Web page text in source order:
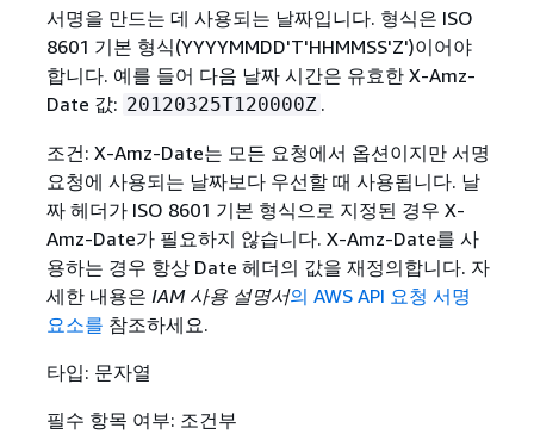
서명을 만드는 데 사용되는 날짜입니다. 형식은 ISO
8601 기본 형식(YYYYMMDD'T'HHMMSS'Z')이어야
합니다. 예를 들어 다음 날짜 시간은 유효한 X-Amz-
Date 값: 20120325T120000Z .
조건: X-Amz-Date는 모든 요청에서 옵션이지만 서명
요청에 사용되는 날짜보다 우선할 때 사용됩니다. 날
짜 헤더가 ISO 8601 기본 형식으로 지정된 경우 X-
Amz-Date가 필요하지 않습니다. X-Amz-Date를 사
용하는 경우 항상 Date 헤더의 값을 재정의합니다. 자
세한 내용은 IAM 사용 설명서의 AWS API 요청 서명
요소를 참조하세요.
타입: 문자열
필수 항목 여부: 조건부